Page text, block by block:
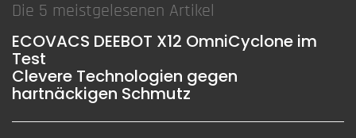
Die 5 meistgelesenen Artikel
ECOVACS DEEBOT X12 OmniCyclone im
Test
Clevere Technologien gegen
hartnäckigen Schmutz